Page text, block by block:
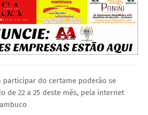
participar do certame poderão se
de 22 a 25 deste mês, pela internet